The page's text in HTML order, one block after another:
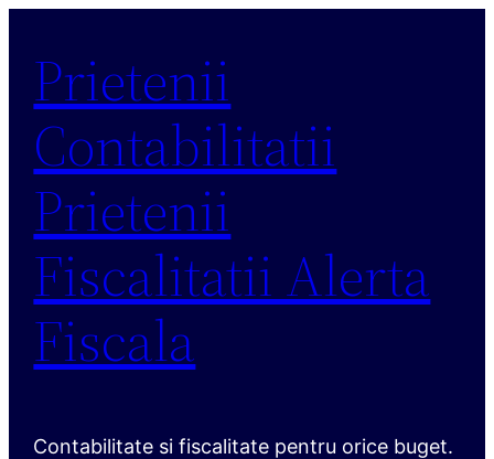
conținut
Prietenii
Contabilitatii
Prietenii
Fiscalitatii Alerta
Fiscala
Contabilitate si fiscalitate pentru orice buget.